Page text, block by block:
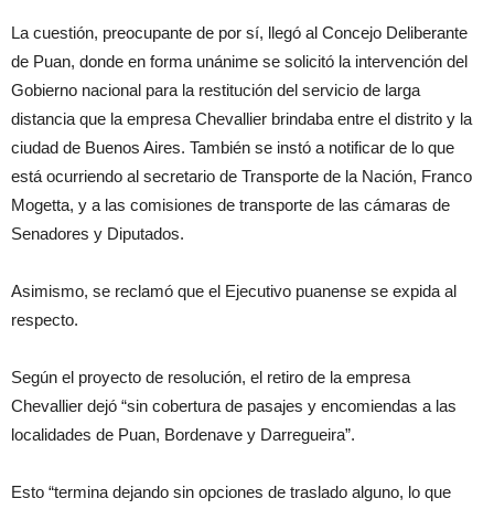
La cuestión, preocupante de por sí, llegó al Concejo Deliberante
de Puan, donde en forma unánime se solicitó la intervención del
Gobierno nacional para la restitución del servicio de larga
distancia que la empresa Chevallier brindaba entre el distrito y la
ciudad de Buenos Aires. También se instó a notificar de lo que
está ocurriendo al secretario de Transporte de la Nación, Franco
Mogetta, y a las comisiones de transporte de las cámaras de
Senadores y Diputados.
Asimismo, se reclamó que el Ejecutivo puanense se expida al
respecto.
Según el proyecto de resolución, el retiro de la empresa
Chevallier dejó “sin cobertura de pasajes y encomiendas a las
localidades de Puan, Bordenave y Darregueira”.
Esto “termina dejando sin opciones de traslado alguno, lo que